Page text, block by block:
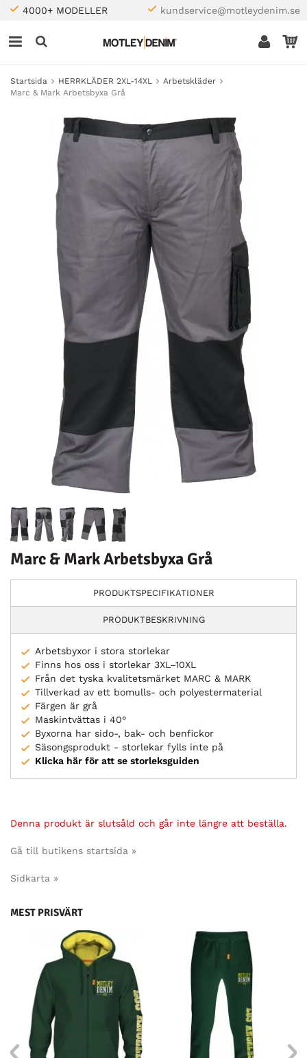
4000+ MODELLER kundservice@motleydenim.se
Startsida HERRKLÄDER 2XL-14XL
Arbetskläder
Marc & Mark Arbetsbyxa Grå
Marc & Mark Arbetsbyxa Grå
PRODUKTSPECIFIKATIONER
PRODUKTBESKRIVNING
Arbetsbyxor i stora storlekar
Finns hos oss i storlekar 3XL–10XL
Från det tyska kvalitetsmärket MARC & MARK
Tillverkad av ett bomulls- och polyestermaterial
Färgen är grå
Maskintvättas i 40°
Byxorna har sido-, bak- och benfickor
Säsongsprodukt - storlekar fylls inte på
Klicka här för att se storleksguiden
Denna produkt är slutsåld och går inte längre att beställa.
Gå till butikens startsida »
Sidkarta »
MEST PRISVÄRT